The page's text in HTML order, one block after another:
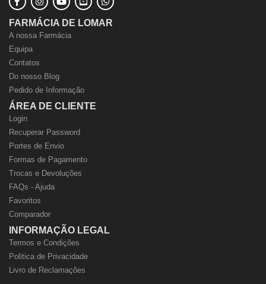
FARMÁCIA DE LOMAR
A nossa Farmácia
Equipa
Contatos
Do nosso Blog
Pedido de Informação
ÁREA DE CLIENTE
Login
Recuperar Password
Portes de Envio
Formas de Pagamento
Trocas e Devoluções
FAQs - Ajuda
Favoritos
Comparador
INFORMAÇÃO LEGAL
Termos e Condições
Politica de Privacidade
Livro de Reclamações